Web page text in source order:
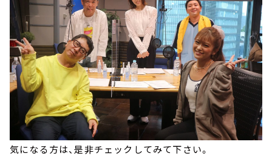
気になる方は、是非チェックしてみて下さい。